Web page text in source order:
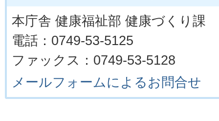
本庁舎 健康福祉部 健康づくり課
電話：0749-53-5125
ファックス：0749-53-5128
メールフォームによるお問合せ